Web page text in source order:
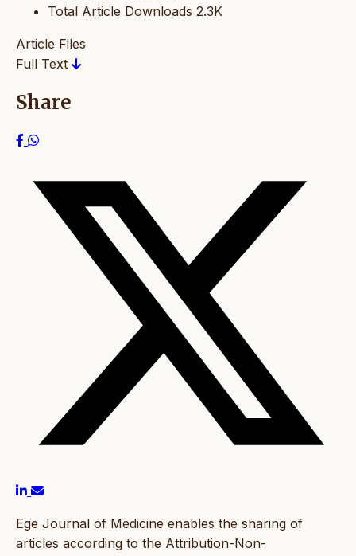
Total Article Downloads 2.3K
Article Files
Full Text
Share
Ege Journal of Medicine enables the sharing of
articles according to the Attribution-Non-